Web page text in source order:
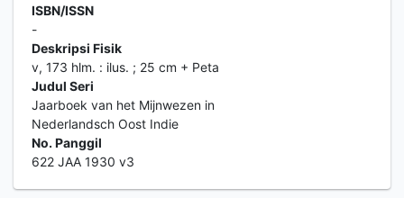
ISBN/ISSN
-
Deskripsi Fisik
v, 173 hlm. : ilus. ; 25 cm + Peta
Judul Seri
Jaarboek van het Mijnwezen in
Nederlandsch Oost Indie
No. Panggil
622 JAA 1930 v3